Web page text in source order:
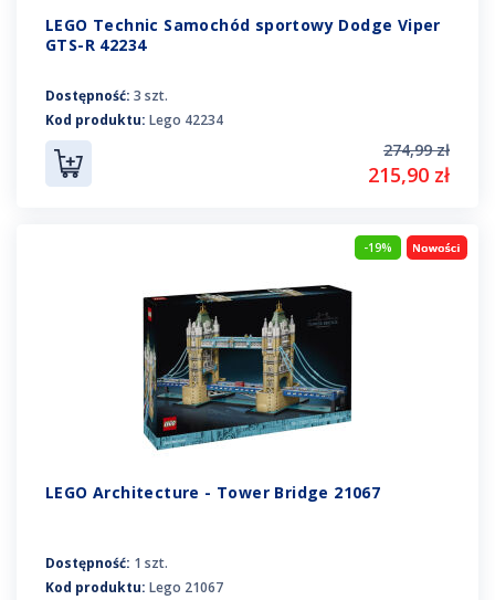
LEGO Technic Samochód sportowy Dodge Viper
GTS-R 42234
Dostępność: 3 szt.
Kod produktu: Lego 42234
274,99 zł
215,90 zł
-19%
LEGO Architecture - Tower Bridge 21067
Dostępność: 1 szt.
Kod produktu: Lego 21067